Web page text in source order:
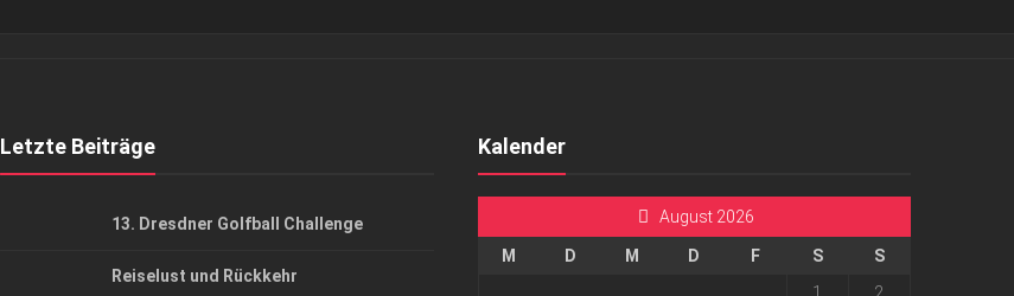
Letzte Beiträge
13. Dresdner Golfball Challenge
Reiselust und Rückkehr
Kalender
August 2026
M D M D F S
S